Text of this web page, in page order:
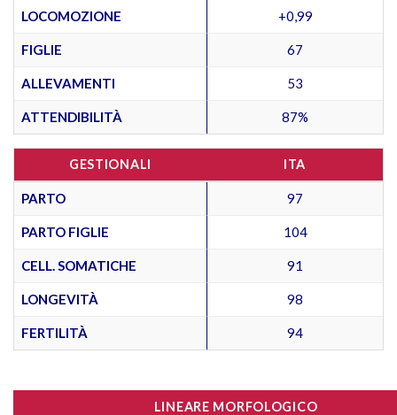
LOCOMOZIONE +0,99
FIGLIE 67
ALLEVAMENTI 53
ATTENDIBILITÀ 87%
GESTIONALI ITA
PARTO 97
PARTO FIGLIE 104
CELL. SOMATICHE 91
LONGEVITÀ 98
FERTILITÀ 94
LINEARE MORFOLOGICO